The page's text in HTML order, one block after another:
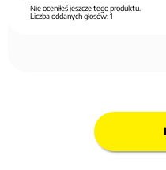
Nie oceniłeś jeszcze tego produktu.
Liczba oddanych głosów:1